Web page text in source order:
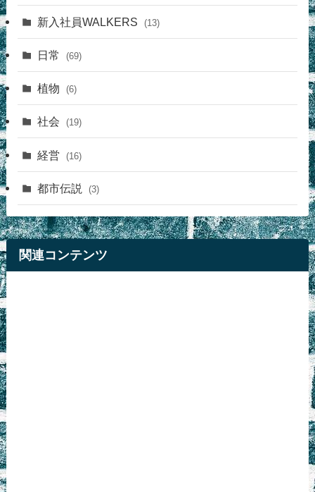
新入社員WALKERS (13)
日常 (69)
植物 (6)
社会 (19)
経営 (16)
都市伝説 (3)
関連コンテンツ